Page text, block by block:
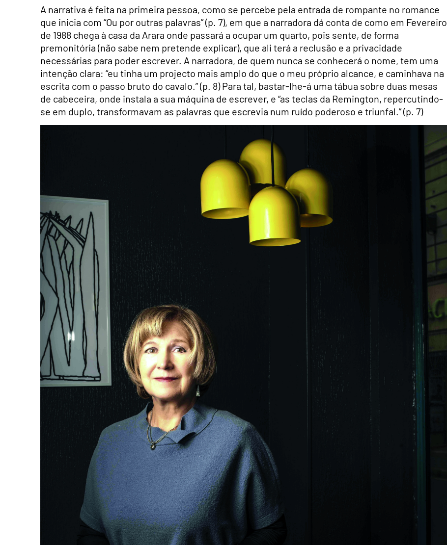
A narrativa é feita na primeira pessoa, como se percebe pela entrada de rompante no romance
que inicia com “Ou por outras palavras” (p. 7), em que a narradora dá conta de como em Fevereiro
de 1988 chega à casa da Arara onde passará a ocupar um quarto, pois sente, de forma
premonitória (não sabe nem pretende explicar), que ali terá a reclusão e a privacidade
necessárias para poder escrever. A narradora, de quem nunca se conhecerá o nome, tem uma
intenção clara: “eu tinha um projecto mais amplo do que o meu próprio alcance, e caminhava na
escrita com o passo bruto do cavalo.” (p. 8) Para tal, bastar-lhe-á uma tábua sobre duas mesas
de cabeceira, onde instala a sua máquina de escrever, e “as teclas da Remington, repercutindo-
se em duplo, transformavam as palavras que escrevia num ruído poderoso e triunfal.” (p. 7)